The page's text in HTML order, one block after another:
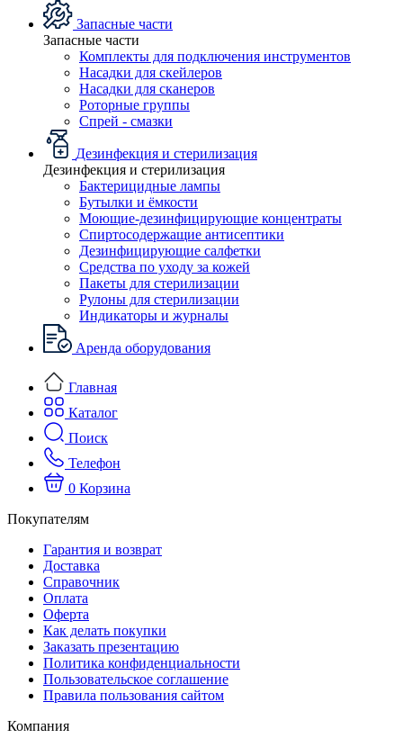
Запасные части
Запасные части
Комплекты для подключения инструментов
Насадки для скейлеров
Насадки для сканеров
Роторные группы
Спрей - смазки
Дезинфекция и стерилизация
Дезинфекция и стерилизация
Бактерицидные лампы
Бутылки и ёмкости
Моющие-дезинфицирующие концентраты
Спиртосодержащие антисептики
Дезинфицирующие салфетки
Средства по уходу за кожей
Пакеты для стерилизации
Рулоны для стерилизации
Индикаторы и журналы
Аренда оборудования
Главная
Каталог
Поиск
Телефон
0 Корзина
Покупателям
Гарантия и возврат
Доставка
Справочник
Оплата
Оферта
Как делать покупки
Заказать презентацию
Политика конфиденциальности
Пользовательское соглашение
Правила пользования сайтом
Компания